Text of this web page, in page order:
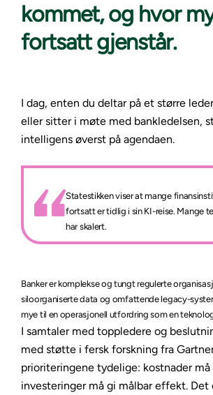
kommet, og hvor
fortsatt gjenstår.
I dag, enten du deltar på et større
eller sitter i møte med bankledelsen,
intelligens øverst på agendaen.
Statestikken viser at mange
fortsatt er tidlig i sin KI-reise. Mange
har skalert.
Banker er komplekse og tungt regulerte
siloorganiserte data og omfattende legacy-
mye til en operasjonell utfordring som en
I samtaler med toppledere og
med støtte i fersk forskning fra
prioriteringene tydelige: kostnader må
investeringer må gi målbar effekt. Det